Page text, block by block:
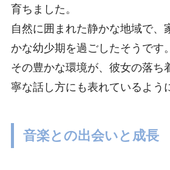
育ちました。
自然に囲まれた静かな地域で、
かな幼少期を過ごしたそうです。
その豊かな環境が、彼女の落ち
寧な話し方にも表れているよう
音楽との出会いと成長